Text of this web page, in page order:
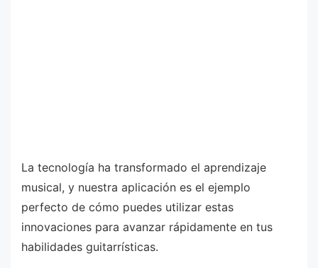
La tecnología ha transformado el aprendizaje
musical, y nuestra aplicación es el ejemplo
perfecto de cómo puedes utilizar estas
innovaciones para avanzar rápidamente en tus
habilidades guitarrísticas.